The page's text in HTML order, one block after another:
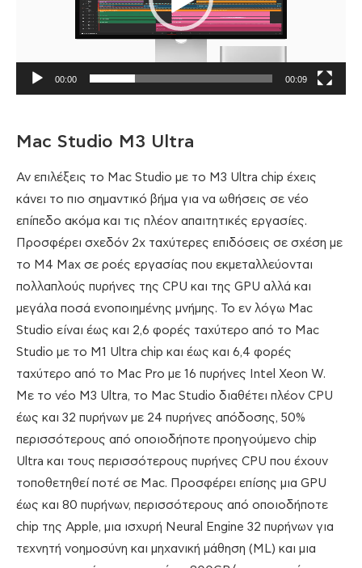
00:00 00:09
Mac Studio M3 Ultra
Αν επιλέξεις το Mac Studio με το M3 Ultra chip έχεις
κάνει το πιο σημαντικό βήμα για να ωθήσεις σε νέο
επίπεδο ακόμα και τις πλέον απαιτητικές εργασίες.
Προσφέρει σχεδόν 2x ταχύτερες επιδόσεις σε σχέση με
το M4 Max σε ροές εργασίας που εκμεταλλεύονται
πολλαπλούς πυρήνες της CPU και της GPU αλλά και
μεγάλα ποσά ενοποιημένης μνήμης. Το εν λόγω Mac
Studio είναι έως και 2,6 φορές ταχύτερο από το Mac
Studio με το M1 Ultra chip και έως και 6,4 φορές
ταχύτερο από το Mac Pro με 16 πυρήνες Intel Xeon W.
Με το νέο M3 Ultra, το Mac Studio διαθέτει πλέον CPU
έως και 32 πυρήνων με 24 πυρήνες απόδοσης, 50%
περισσότερους από οποιοδήποτε προηγούμενο chip
Ultra και τους περισσότερους πυρήνες CPU που έχουν
τοποθετηθεί ποτέ σε Mac. Προσφέρει επίσης μια GPU
έως και 80 πυρήνων, περισσότερους από οποιοδήποτε
chip της Apple, μια ισχυρή Neural Engine 32 πυρήνων για
τεχνητή νοημοσύνη και μηχανική μάθηση (ML) και μια